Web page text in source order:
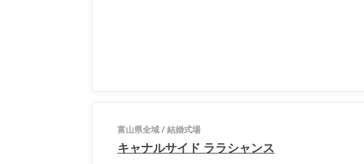
富山県全域/結婚式場
キャナルサイド ララシャンス